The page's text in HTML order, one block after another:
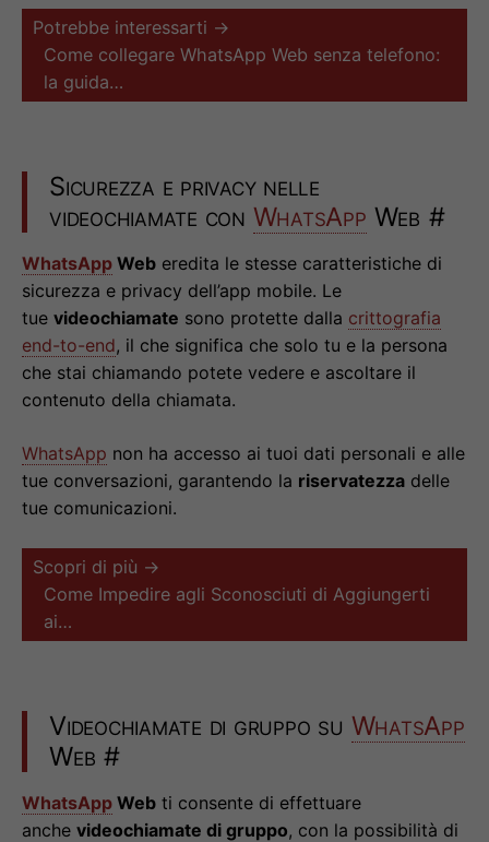
Potrebbe interessarti →
Come collegare WhatsApp Web senza telefono:
la guida…
Sicurezza e privacy nelle
videochiamate con WhatsApp Web #
WhatsApp Web eredita le stesse caratteristiche di
sicurezza e privacy dell’app mobile. Le
tue videochiamate sono protette dalla crittografia
end-to-end, il che significa che solo tu e la persona
che stai chiamando potete vedere e ascoltare il
contenuto della chiamata.
WhatsApp non ha accesso ai tuoi dati personali e alle
tue conversazioni, garantendo la riservatezza delle
tue comunicazioni.
Scopri di più →
Come Impedire agli Sconosciuti di Aggiungerti
ai…
Videochiamate di gruppo su WhatsApp
Web #
WhatsApp Web ti consente di effettuare
anche videochiamate di gruppo, con la possibilità di